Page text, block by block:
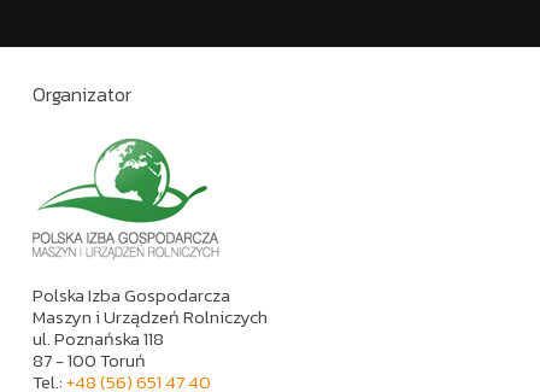
Organizator
Polska Izba Gospodarcza
Maszyn i Urządzeń Rolniczych
ul. Poznańska 118
87 - 100 Toruń
Tel.:+48 (56) 651 47 40